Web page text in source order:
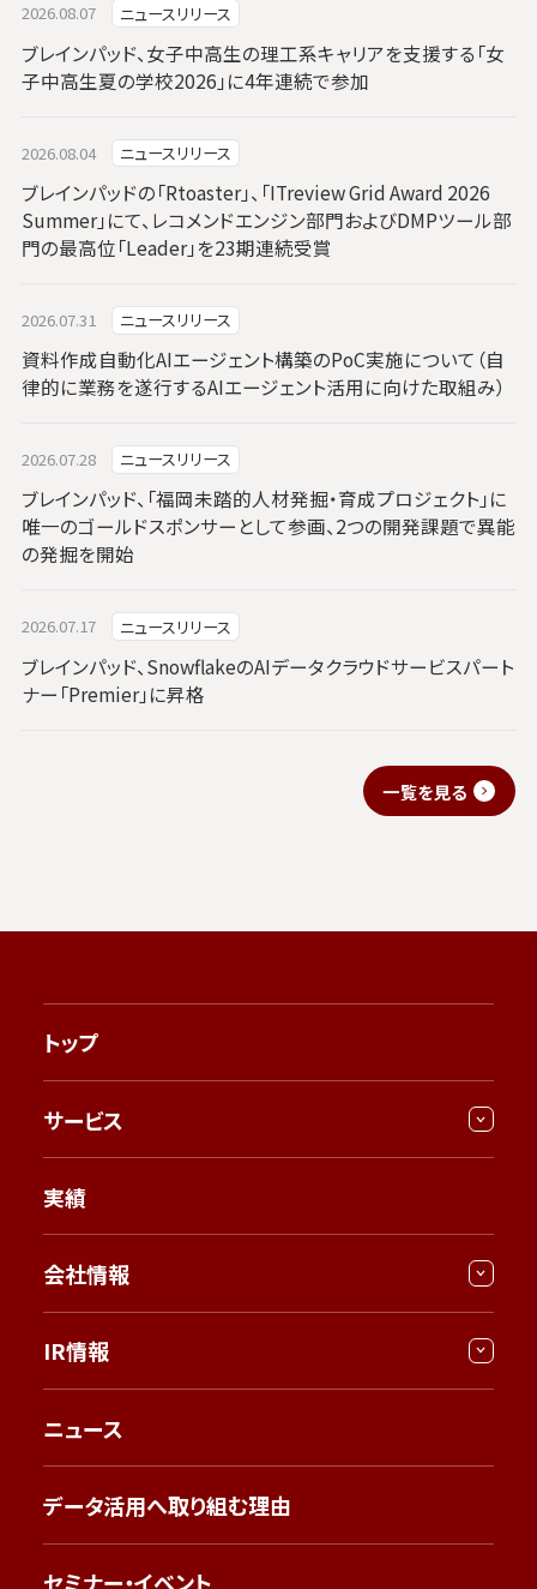
2026.08.07 ニュースリリース
ブレインパッド、女子中高生の理工系キャリアを支援する「女
子中高生夏の学校2026」に4年連続で参加
2026.08.04 ニュースリリース
ブレインパッドの「Rtoaster」、「ITreview Grid Award 2026
Summer」にて、レコメンドエンジン部門およびDMPツール部
門の最高位「Leader」を23期連続受賞
2026.07.31 ニュースリリース
資料作成自動化AIエージェント構築のPoC実施について（自
律的に業務を遂行するAIエージェント活用に向けた取組み）
2026.07.28 ニュースリリース
ブレインパッド、「福岡未踏的人材発掘・育成プロジェクト」に
唯一のゴールドスポンサーとして参画、2つの開発課題で異能
の発掘を開始
2026.07.17 ニュースリリース
ブレインパッド、SnowflakeのAIデータクラウドサービスパート
ナー「Premier」に昇格
一覧を見る
トップ
サービス
実績
会社情報
IR情報
ニュース
データ活用へ取り組む理由
セミナー・イベント